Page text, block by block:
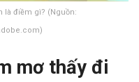
là điềm gì? (Nguồn:
mơ thấy đi